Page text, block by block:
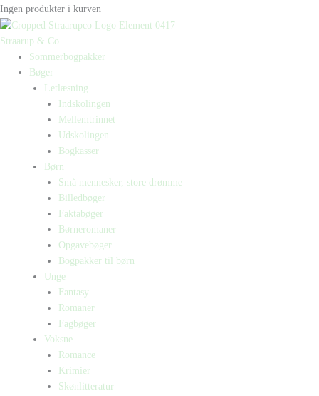
Ingen produkter i kurven
Straarup & Co
Sommerbogpakker
Bøger
Letlæsning
Indskolingen
Mellemtrinnet
Udskolingen
Bogkasser
Børn
Små mennesker, store drømme
Billedbøger
Faktabøger
Børneromaner
Opgavebøger
Bogpakker til børn
Unge
Fantasy
Romaner
Fagbøger
Voksne
Romance
Krimier
Skønlitteratur